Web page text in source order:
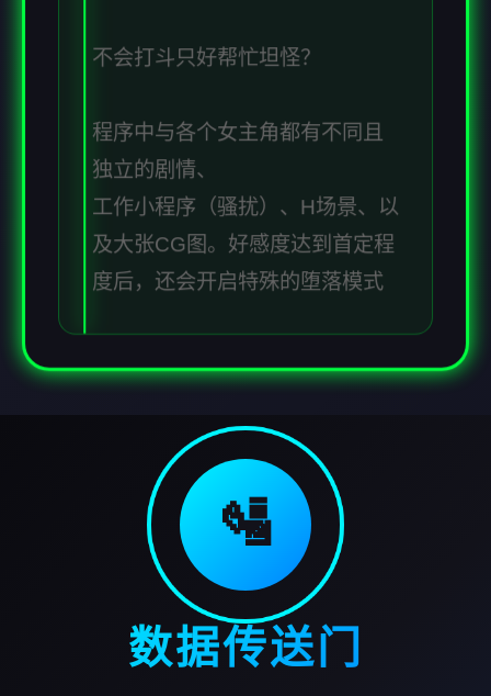
不会打斗只好帮忙坦怪？
程序中与各个女主角都有不同且
独立的剧情、
工作小程序（骚扰）、H场景、以
及大张CG图。好感度达到首定程
度后，还会开启特殊的堕落模式
🛂
数据传送门